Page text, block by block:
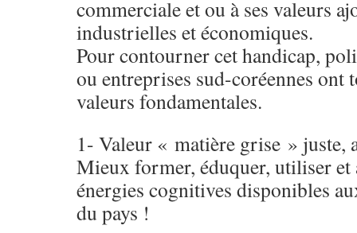
commerciale et ou à ses valeurs
industrielles et économiques.
Pour contourner cet handicap,
ou entreprises sud-coréennes ont
valeurs fondamentales.
1- Valeur « matière grise » juste,
Mieux former, éduquer, utiliser et
énergies cognitives disponibles
du pays !